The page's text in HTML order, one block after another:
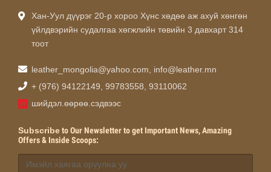
Хан-Уул дүүрэг 20-р хороо Хүнс хөдөө аж ахуй хөнгөн
үйлдвэрийн судалгаа хөгжлийн төвийн 3 давхарт 314
тоот
leather_mongolia@yahoo.com, info@leather.mn
+ (976) 94122149, 99783558, 93110062
шийдэл.өөрөө.сэдвээс
Subscribeto Our Newsletter to get Important News, Amazing
Offers & Inside Scoops: